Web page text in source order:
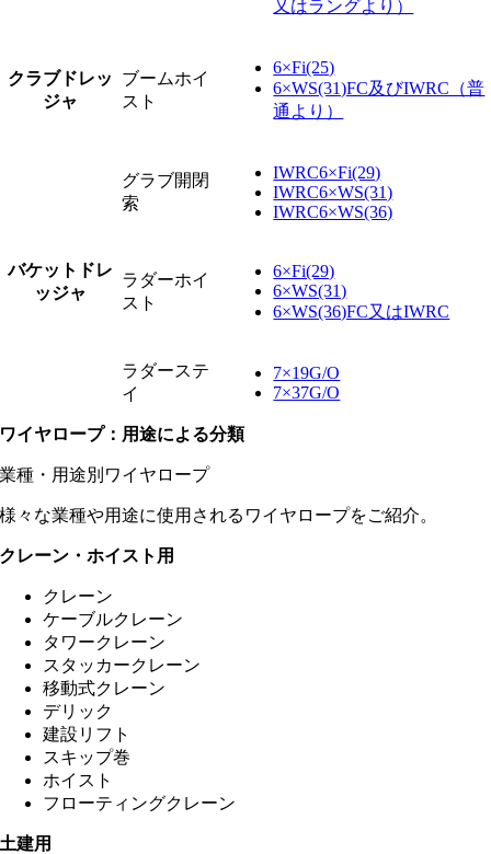
又はラングより）
クラブドレッ
ジャ
ブームホイ
スト
6×Fi(25)
6×WS(31)FC及びIWRC（普
通より）
バケットドレ
ッジャ
グラブ開閉
索
IWRC6×Fi(29)
IWRC6×WS(31)
IWRC6×WS(36)
ラダーホイ
スト
6×Fi(29)
6×WS(31)
6×WS(36)FC又はIWRC
ラダーステ
イ
7×19G/O
7×37G/O
ワイヤロープ：用途による分類
業種・用途別ワイヤロープ
様々な業種や用途に使用されるワイヤロープをご紹介。
クレーン・ホイスト用
クレーン
ケーブルクレーン
タワークレーン
スタッカークレーン
移動式クレーン
デリック
建設リフト
スキップ巻
ホイスト
フローティングクレーン
土建用